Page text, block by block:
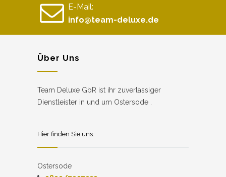
E-Mail:
info@team-deluxe.de
Über Uns
Team Deluxe GbR ist ihr zuverlässiger
Dienstleister in und um Ostersode .
Hier finden Sie uns:
Ostersode